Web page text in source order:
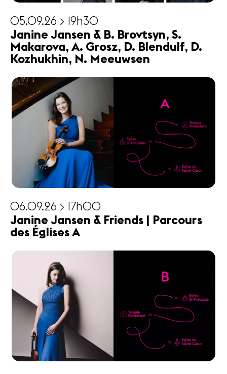
05.09.26 > 19h30
Janine Jansen & B. Brovtsyn, S.
Makarova, A. Grosz, D. Blendulf, D.
Kozhukhin, N. Meeuwsen
06.09.26 > 17h00
Janine Jansen & Friends | Parcours
des Églises A